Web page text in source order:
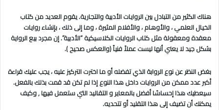
هناك الكثير من التبادل بين الروايات الأدبية والتجارية. يقوم العديد من كتاب
الخيال العلمي ، والأوهام ، والأفلام المثيرة ، وما إلى ذلك ، بإنشاء روايات
معقدة ومعقولة مثل كتاب الروايات الكلاسيكية “الأدبية”. إن مجرد بيع الرواية
بشكل جيد لا يعني أنها ليست عملاً فنياً (والعكس صحيح ).
بغض النظر عن نوع الروابة الذي تفضله أو ما اخترت التركيز عليه ، يجب عليك قراءة
أكبر عدد ممكن من الروايات داخل هذا النوع إذا لم تكن قد قمت بذلك بالفعل.
سيعطيك هذا إحساسًا أفضل بالمعاير و التقاليد التي ستعمل فيها , وكيف
يمكنك أن تضيف إلى هذا التقليد أو تتحديه.